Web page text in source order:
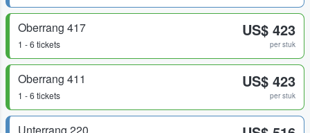
Oberrang 417
1 - 6 tickets
US$ 423
per stuk
Oberrang 411
1 - 6 tickets
US$ 423
per stuk